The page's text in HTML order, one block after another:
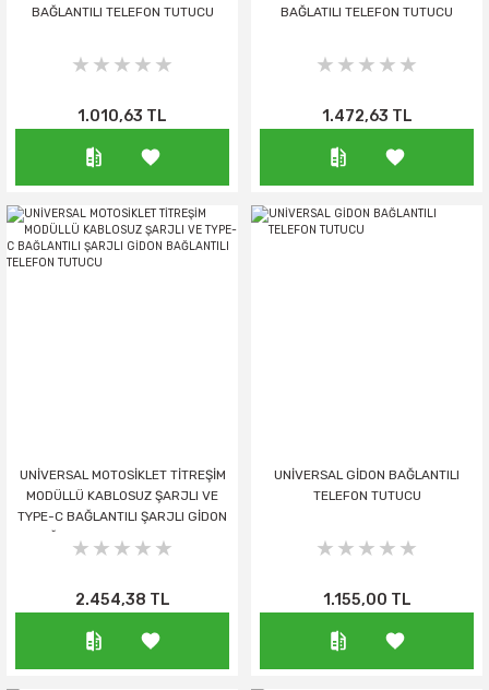
BAĞLANTILI TELEFON TUTUCU
1.010,63 TL
BAĞLATILI TELEFON TUTUCU
1.472,63 TL
UNİVERSAL MOTOSİKLET TİTREŞİM
MODÜLLÜ KABLOSUZ ŞARJLI VE
TYPE-C BAĞLANTILI ŞARJLI GİDON
2.454,38 TL
UNİVERSAL GİDON BAĞLANTILI
TELEFON TUTUCU
1.155,00 TL